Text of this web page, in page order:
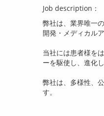
Job description：
弊社は、業界唯一
開発・メディカル
当社には患者様を
ーを駆使し、進化
弊社は、多様性、
す。